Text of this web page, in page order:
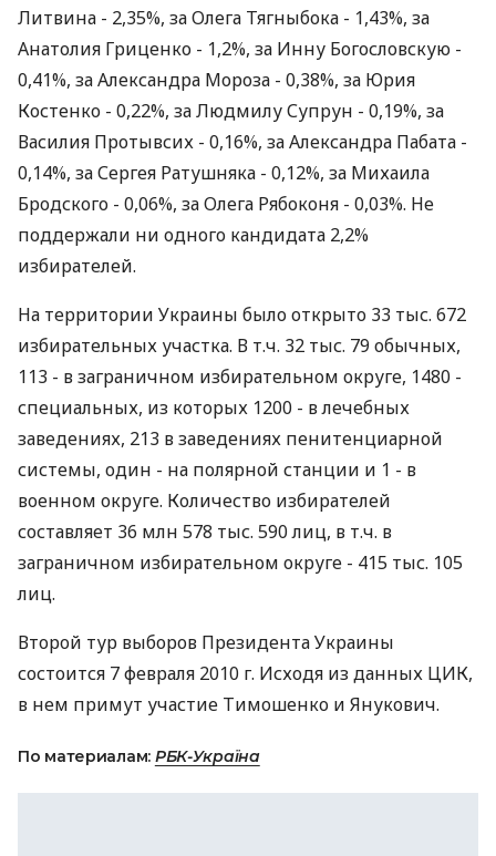
Литвина - 2,35%, за Олега Тягныбока - 1,43%, за
Анатолия Гриценко - 1,2%, за Инну Богословскую -
0,41%, за Александра Мороза - 0,38%, за Юрия
Костенко - 0,22%, за Людмилу Супрун - 0,19%, за
Василия Протывсих - 0,16%, за Александра Пабата -
0,14%, за Сергея Ратушняка - 0,12%, за Михаила
Бродского - 0,06%, за Олега Рябоконя - 0,03%. Не
поддержали ни одного кандидата 2,2%
избирателей.
На территории Украины было открыто 33 тыс. 672
избирательных участка. В т.ч. 32 тыс. 79 обычных,
113 - в заграничном избирательном округе, 1480 -
специальных, из которых 1200 - в лечебных
заведениях, 213 в заведениях пенитенциарной
системы, один - на полярной станции и 1 - в
военном округе. Количество избирателей
составляет 36 млн 578 тыс. 590 лиц, в т.ч. в
заграничном избирательном округе - 415 тыс. 105
лиц.
Второй тур выборов Президента Украины
состоится 7 февраля 2010 г. Исходя из данных ЦИК,
в нем примут участие Тимошенко и Янукович.
По материалам: РБК-Україна